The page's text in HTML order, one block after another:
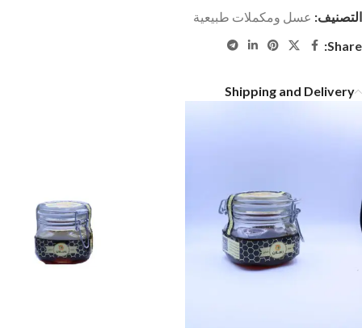
التصنيف: عسل ومكملات طبيعية
Share:
Shipping and Delivery